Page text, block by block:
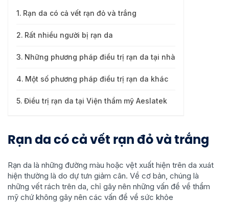
Rạn da có cả vết rạn đỏ và trắng
Rất nhiều người bị rạn da
Những phương pháp điều trị rạn da tại nhà
Một số phương pháp điều trị rạn da khác
Điều trị rạn da tại Viện thẩm mỹ Aeslatek
Rạn da có cả vết rạn đỏ và trắng
Rạn da là những đường màu hoặc vệt xuất hiện trên da xuát
hiện thường là do dự tưn giảm cân. Về cơ bản, chúng là
những vết rách trên da, chỉ gây nên những vấn đề về thẩm
mỹ chứ không gây nên các vấn đề về sức khỏe